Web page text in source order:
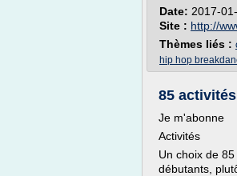
Date: 2017-
Site : http://
Thèmes liés :
hip hop
85
Je m'abonne
Activités
Un choix de
débutants,